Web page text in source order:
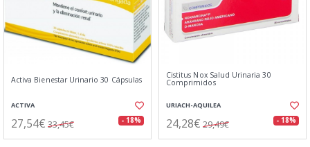
Activa Bienestar Urinario 30 Cápsulas
ACTIVA
27,54€ 33,45€ - 18%
Cistitus Nox Salud Urinaria 30
Comprimidos
URIACH-AQUILEA
24,28€ 29,49€ - 18%